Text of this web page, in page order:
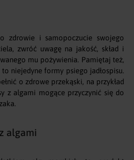
zdrowie i samopoczucie swojego
zwróć uwagę na jakość, skład i
mu pożywienia. Pamiętaj też,
niejedyne formy psiego jadłospisu.
o zdrowe przekąski, na przykład
z algami mogące przyczynić się do
algami